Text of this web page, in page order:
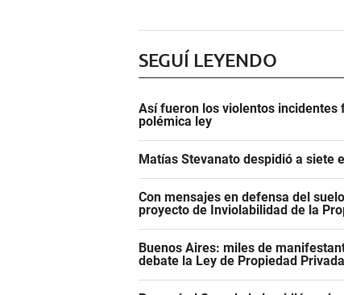
SEGUÍ LEYENDO
Así fueron los violentos incidentes
polémica ley
Matías Stevanato despidió a siete
Con mensajes en defensa del
proyecto de Inviolabilidad de la
Buenos Aires: miles de
debate la Ley de Propiedad Privada